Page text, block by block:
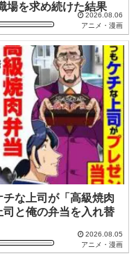
場を求め続けた結果
2026.08.06
アニメ・漫画
チな上司が「高級焼肉
と俺の弁当を入れ替
2026.08.05
アニメ・漫画